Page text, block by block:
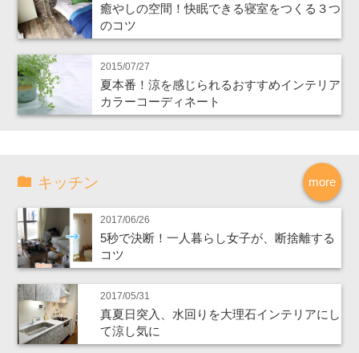
癒やしの空間！快眠できる寝室をつくる３つ
のコツ
2015/07/27
夏本番！涼を感じられるおすすめインテリア
カラーコーディネート
more
キッチン
2017/06/26
5秒で決断！一人暮らし女子が、断捨離する
コツ
2017/05/31
真夏日突入、水回りを大理石インテリアにし
て涼し気に